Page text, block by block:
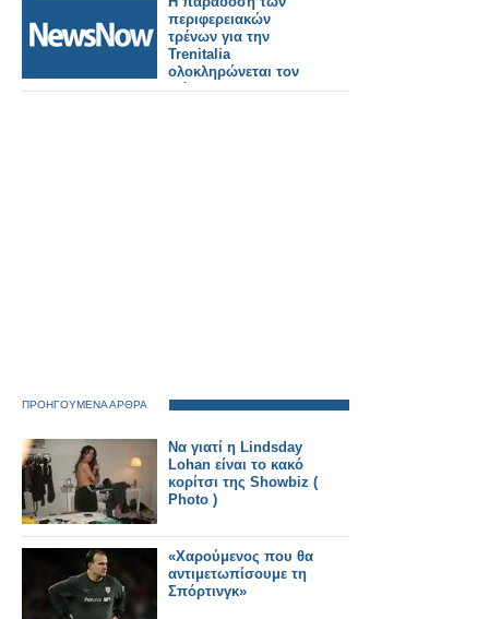
Ταχιάος.
περιφερειακών
τρένων για την
Trenitalia
ολοκληρώνεται τον
Μάιο.
ΠΡΟΗΓΟΥΜΕΝΑ ΑΡΘΡΑ
Να γιατί η Lindsday
Lohan είναι το κακό
κορίτσι της Showbiz (
Photo )
«Χαρούμενος που θα
αντιμετωπίσουμε τη
Σπόρτινγκ»